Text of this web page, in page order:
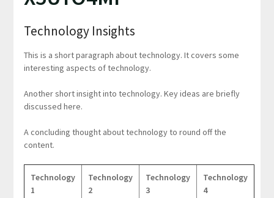
Technology Insights
This is a short paragraph about technology. It covers some
interesting aspects of technology.
Another short insight into technology. Key ideas are briefly
discussed here.
A concluding thought about technology to round off the
content.
Technology
1
Technology
2
Technology
3
Technology
4